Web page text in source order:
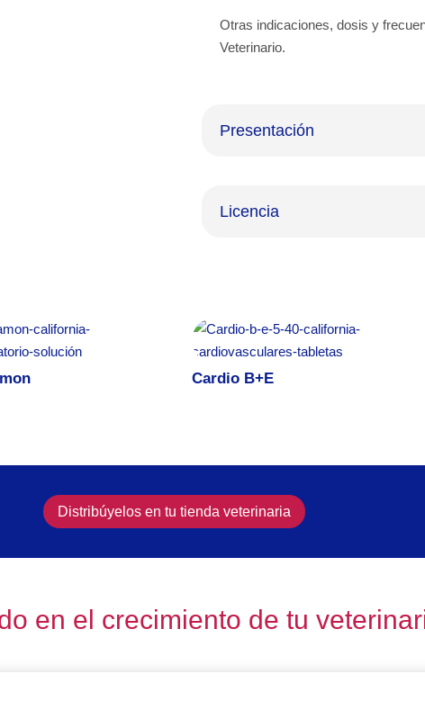
Otras indicaciones, dosis y
Veterinario.
Presentación
Licencia
Cardio B+E
Distribúyelos en tu tienda veterinaria
en el crecimiento de tu